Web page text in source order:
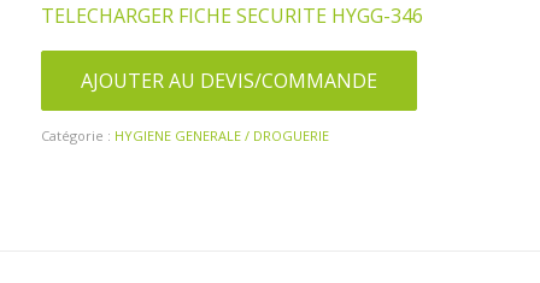
TELECHARGER FICHE SECURITE HYGG-346
AJOUTER AU DEVIS/COMMANDE
Catégorie : HYGIENE GENERALE / DROGUERIE